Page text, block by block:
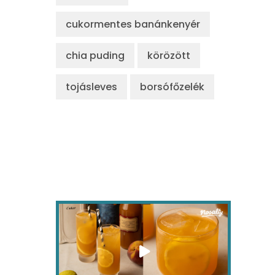
cukormentes banánkenyér
chia puding körözött
tojásleves borsófőzelék